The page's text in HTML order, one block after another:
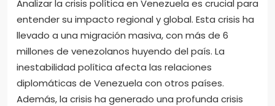
Analizar la crisis política en Venezuela es crucial para
entender su impacto regional y global. Esta crisis ha
llevado a una migración masiva, con más de 6
millones de venezolanos huyendo del país. La
inestabilidad política afecta las relaciones
diplomáticas de Venezuela con otros países.
Además, la crisis ha generado una profunda crisis